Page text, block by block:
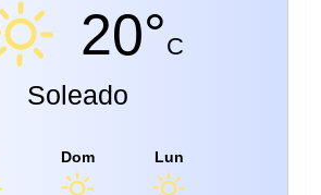
20°C
Soleado
Dom Lun